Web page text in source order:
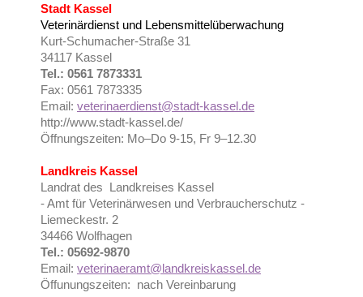
Stadt Kassel
Veterinärdienst und Lebensmittelüberwachung
Kurt-Schumacher-Straße 31
34117 Kassel
Tel.: 0561 7873331
Fax: 0561 7873335
Email: veterinaerdienst@stadt-kassel.de
http://www.stadt-kassel.de/
Öffnungszeiten: Mo–Do 9-15, Fr 9–12.30
Landkreis Kassel
Landrat des Landkreises Kassel
- Amt für Veterinärwesen und Verbraucherschutz -
Liemeckestr. 2
34466 Wolfhagen
Tel.: 05692-9870
Email: veterinaeramt@landkreiskassel.de
Öffunungszeiten: nach Vereinbarung